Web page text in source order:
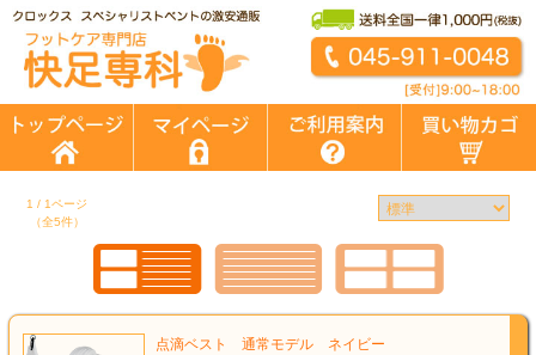
1 / 1ページ
（全5件）
点滴ベスト 通常モデル ネイビー